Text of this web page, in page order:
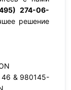
274-06-
решение
46 & 980145-